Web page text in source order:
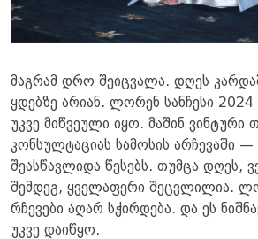
მაგრამ დრო შეიცვალა. დღეს
ყდებზე არიან. ლორენ სანჩესი
უკვე მიწვეული იყო. მაშინ ვინტური
კონსულტაციას სამოსის არჩევაში
შეასწავლიდა წესებს. თუმცა დღეს,
შემდეგ, ყველაფერი შეცვლილია.
რჩევები აღარ სჭირდება. და ეს
უკვე დაიწყო.